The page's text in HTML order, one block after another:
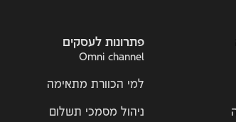
פתרונות לעסקים
Omni channel
למי הכוורת מתאימה
ניהול מסמכי תשלום